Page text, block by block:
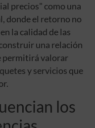
precios" como una
donde el retorno no
la calidad de las
una relación
permitirá valorar
y servicios que
los